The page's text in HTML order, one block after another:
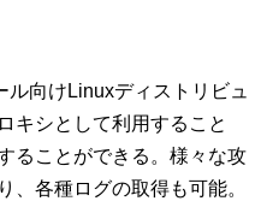
向けLinuxディストリビュ
キシとして利用すること
ることができる。様々な攻
、各種ログの取得も可能。